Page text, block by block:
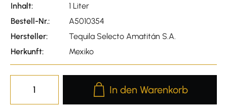
Inhalt:
1 Liter
Bestell-Nr.:
A5010354
Hersteller:
Tequila Selecto Amatitán S.A.
Herkunft:
Mexiko
Produkt Anzahl: Gib den
In den Warenkorb